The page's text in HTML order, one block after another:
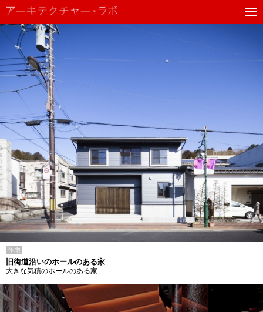
住宅
旧街道沿いのホールのある家
大きな気積のホールのある家